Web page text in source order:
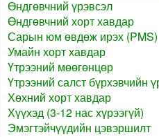
Өндгөвчний үрэвсэл
Өндгөвчний хорт хавдар
Сарын юм өвдөж ирэх (PMS)
Умайн хорт хавдар
Үтрээний мөөгөнцөр
Үтрээний салст бүрхэвчийн
Хөхний хорт хавдар
Хүүхэд (3-12 нас хүрээгүй)
Эмэгтэйчүүдийн цэвэршилт